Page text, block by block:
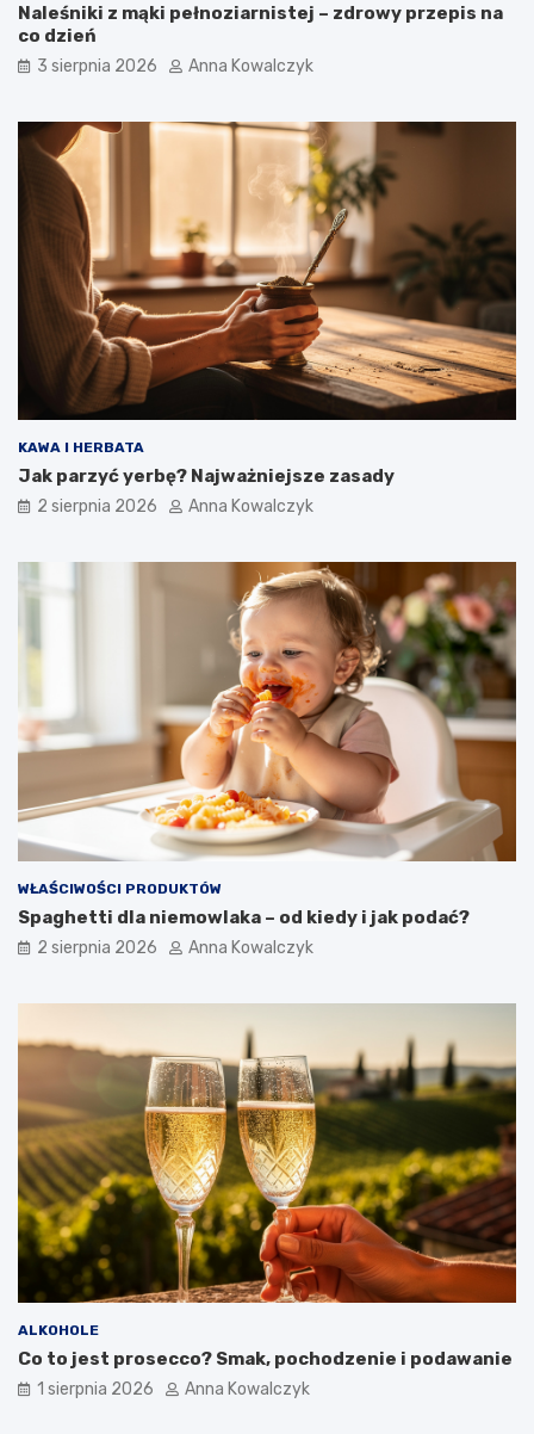
Naleśniki z mąki pełnoziarnistej – zdrowy przepis na
co dzień
3 sierpnia 2026 Anna Kowalczyk
KAWA I HERBATA
Jak parzyć yerbę? Najważniejsze zasady
2 sierpnia 2026 Anna Kowalczyk
WŁAŚCIWOŚCI PRODUKTÓW
Spaghetti dla niemowlaka – od kiedy i jak podać?
2 sierpnia 2026 Anna Kowalczyk
ALKOHOLE
Co to jest prosecco? Smak, pochodzenie i podawanie
1 sierpnia 2026 Anna Kowalczyk